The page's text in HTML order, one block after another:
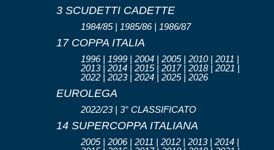
3 SCUDETTI CADETTE
1984/85 | 1985/86 | 1986/87
17 COPPA ITALIA
1996 | 1999 | 2004 | 2005 | 2010 | 2011 |
2013 | 2014 | 2015 | 2017 | 2018 | 2021 |
2022 | 2023 | 2024 | 2025 | 2026
EUROLEGA
2022/23 | 3° CLASSIFICATO
14 SUPERCOPPA ITALIANA
2005 | 2006 | 2011 | 2012 | 2013 | 2014 |